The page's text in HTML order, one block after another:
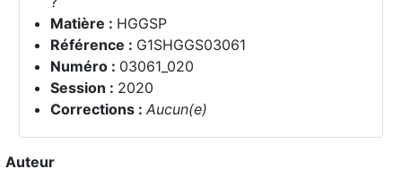
Matière : HGGSP
Référence : G1SHGGS03061
Numéro : 03061_020
Session : 2020
Corrections : Aucun(e)
Auteur